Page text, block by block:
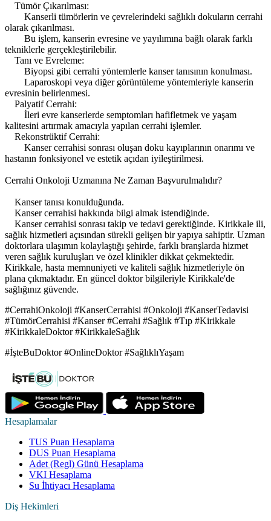
Tümör Çıkarılması:
Kanserli tümörlerin ve çevrelerindeki sağlıklı dokuların cerrahi
olarak çıkarılması.
Bu işlem, kanserin evresine ve yayılımına bağlı olarak farklı
tekniklerle gerçekleştirilebilir.
Tanı ve Evreleme:
Biyopsi gibi cerrahi yöntemlerle kanser tanısının konulması.
Laparoskopi veya diğer görüntüleme yöntemleriyle kanserin
evresinin belirlenmesi.
Palyatif Cerrahi:
İleri evre kanserlerde semptomları hafifletmek ve yaşam
kalitesini artırmak amacıyla yapılan cerrahi işlemler.
Rekonstrüktif Cerrahi:
Kanser cerrahisi sonrası oluşan doku kayıplarının onarımı ve
hastanın fonksiyonel ve estetik açıdan iyileştirilmesi.
Cerrahi Onkoloji Uzmanına Ne Zaman Başvurulmalıdır?
Kanser tanısı konulduğunda.
Kanser cerrahisi hakkında bilgi almak istendiğinde.
Kanser cerrahisi sonrası takip ve tedavi gerektiğinde. Kirikkale ili,
sağlık hizmetleri açısından sürekli gelişen bir yapıya sahiptir. Uzman
doktorlara ulaşımın kolaylaştığı şehirde, farklı branşlarda hizmet
veren sağlık kuruluşları ve özel klinikler dikkat çekmektedir.
Kirikkale, hasta memnuniyeti ve kaliteli sağlık hizmetleriyle ön
plana çıkmaktadır. En güncel doktor bilgileriyle Kirikkale'de
sağlığınız güvende.
#CerrahiOnkoloji #KanserCerrahisi #Onkoloji #KanserTedavisi
#TümörCerrahisi #Kanser #Cerrahi #Sağlık #Tıp #Kirikkale
#KirikkaleDoktor #KirikkaleSağlık
#İşteBuDoktor #OnlineDoktor #SağlıklıYaşam
Hesaplamalar
TUS Puan Hesaplama
DUS Puan Hesaplama
Adet (Regl) Günü Hesaplama
VKI Hesaplama
Su İhtiyacı Hesaplama
Diş Hekimleri